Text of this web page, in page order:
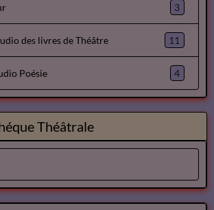
3
des livres de Théâtre 11
Poésie 4
Théâtrale